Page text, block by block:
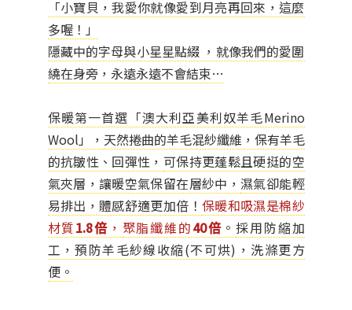
「小寶貝，我愛你就像愛到月亮再回來，這麼
多喔！」
隱藏中的字母與小星星點綴 ，就像我們的愛圍
繞在身旁，永遠永遠不會結束…
保暖第一首選「澳大利亞美利奴羊毛Merino
Wool」， 天然捲曲的羊毛混紗纖維，保有羊毛
的抗皺性、回彈性， 可保持更蓬鬆且硬挺的空
氣夾層，讓暖空氣保留在層紗中，濕氣卻能輕
易排出，體感舒適更加倍！ 保暖和吸濕是棉紗
材質1.8倍 ， 聚脂纖維的40倍 。採用防縮加
工，預防羊毛紗線收縮(不可烘)，洗滌更方
便。